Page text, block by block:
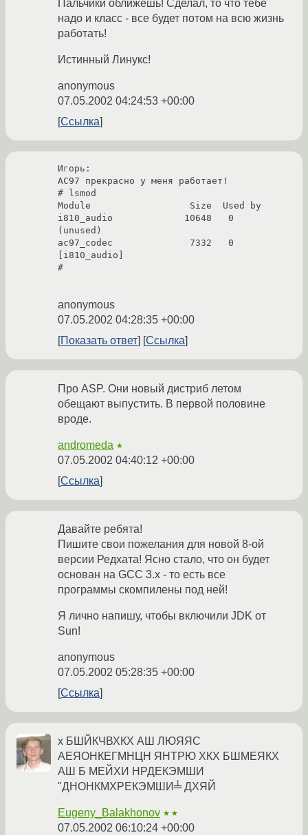
Пальчики оближешь! Сделал, то что тебе
надо и класс - все будет потом на всю жизнь
работать!
Истинный Линукс!
anonymous
07.05.2002 04:24:53 +00:00
Ссылка
Игорь:
AC97 прекрасно у меня работает!
# lsmod
Module                  Size  Used by
i810_audio             10648   0
(unused)
ac97_codec              7332   0
[i810_audio]
#
anonymous
07.05.2002 04:28:35 +00:00
Показать ответ
Ссылка
Про ASP. Они новый дистриб летом
обещают выпустить. В первой половине
вроде.
andromeda ★
07.05.2002 04:40:12 +00:00
Ссылка
Давайте ребята!
Пишите свои пожелания для новой 8-ой
версии Редхата! Ясно стало, что он будет
основан на GCC 3.x - то есть все
программы скомпилены под ней!
Я лично напишу, чтобы включили JDK от
Sun!
anonymous
07.05.2002 05:28:35 +00:00
Ссылка
х БШЙКЧВХКХ АШ ЛЮЯЯС
АЕЯОНКЕГМНЦН ЯНТРЮ ХКХ БШМЕЯКХ
АШ Б МЕЙХИ НРДЕКЭМШИ
"ДНОНКМХРЕКЭМШИ╧ ДХЯЙ
Eugeny_Balakhonov ★★
07.05.2002 06:10:24 +00:00